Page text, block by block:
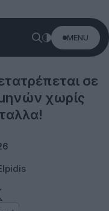
MENU
σε
χωρίς